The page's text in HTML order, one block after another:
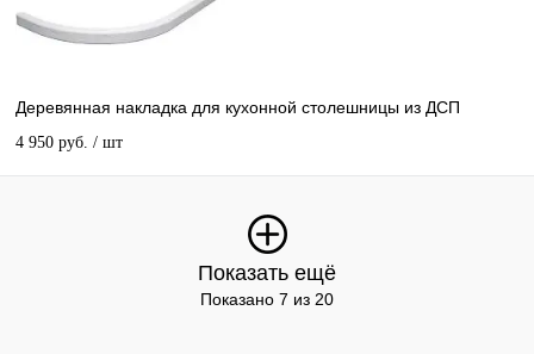
Деревянная накладка для кухонной столешницы из ДСП
4 950 руб. / шт
Показать ещё
Показано 7 из 20